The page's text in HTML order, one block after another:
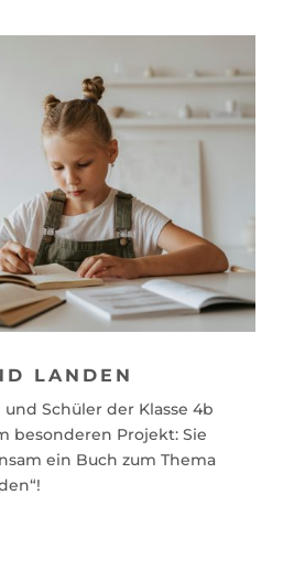
LANDEN
Schüler der Klasse 4b
besonderen Projekt: Sie
ein Buch zum Thema